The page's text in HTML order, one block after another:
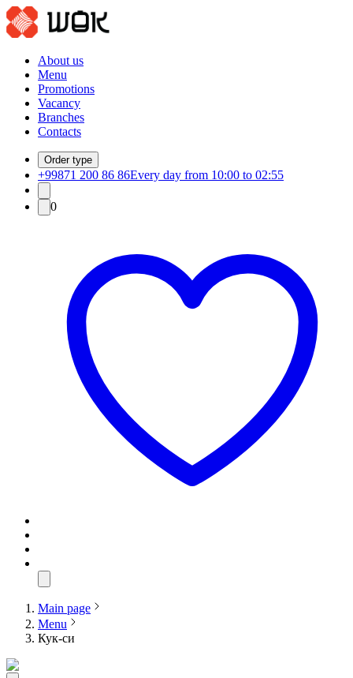
About us
Menu
Promotions
Vacancy
Branches
Contacts
Order type
+99871 200 86 86Every day from 10:00 to 02:55
0
Main page
Menu
Кук-си